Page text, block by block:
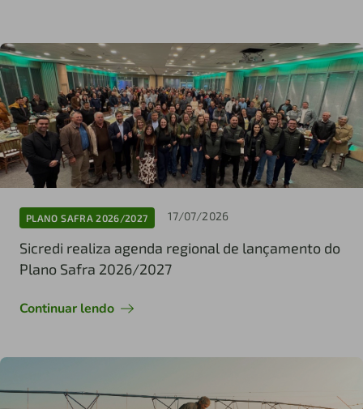
PLANO SAFRA 2026/2027 17/07/2026
Sicredi realiza agenda regional de lançamento do
Plano Safra 2026/2027
Continuar lendo